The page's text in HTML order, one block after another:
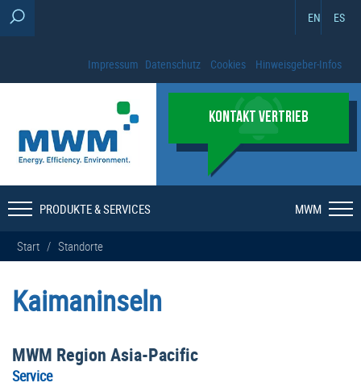
EN ES
Impressum Datenschutz Cookies Hinweisgeber-Infos
KONTAKT VERTRIEB
PRODUKTE & SERVICES MWM
Start / Standorte
Kaimaninseln
MWM Region Asia-Pacific
Service